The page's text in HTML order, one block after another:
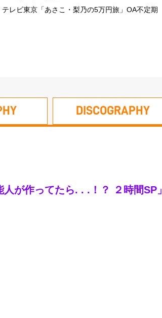
テレビ東京「あさこ・梨乃の5万円旅」OA不定期
DISCOGRAPHY
が作ってたら. . .！？ ２時間SP」